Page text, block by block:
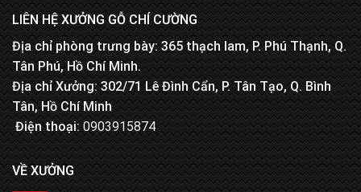
LIÊN HỆ XƯỞNG GỖ CHÍ CƯỜNG
Địa chỉ phòng trưng bày: 365 thạch lam, P. Phú Thạnh, Q.
Tân Phú, Hồ Chí Minh.
Địa chỉ Xưởng: 302/71 Lê Đình Cẩn, P. Tân Tạo, Q. Bình
Tân, Hồ Chí Minh
Điện thoại:0903915874
VỀ XƯỞNG